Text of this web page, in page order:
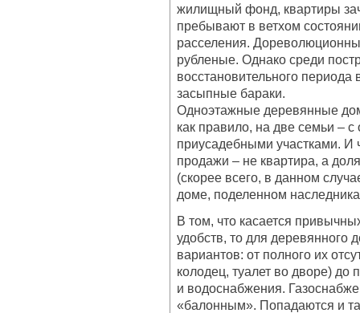
жилищный фонд, квартиры
пребывают в ветхом
расселения.
рубленые. Однако среди
восстановительного
засыпные бараки.
Одноэтажные деревянные
как правило, на две семьи –
приусадебными участками. И
продажи – не квартира, а
(скорее всего, в данном
доме, поделенном
В том, что касается
удобств, то для деревянного
вариантов: от полного их
колодец, туалет во дворе) до
и водоснабжения.
«балонным». Попадаются и